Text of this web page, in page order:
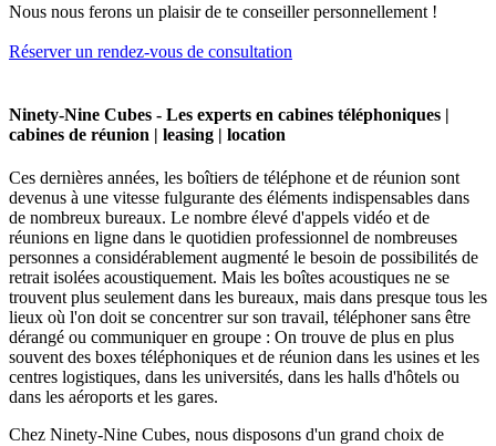
Nous nous ferons un plaisir de te conseiller personnellement !
Réserver un rendez-vous de consultation
Ninety-Nine Cubes - Les experts en cabines téléphoniques |
cabines de réunion | leasing | location
Ces dernières années, les boîtiers de téléphone et de réunion sont
devenus à une vitesse fulgurante des éléments indispensables dans
de nombreux bureaux. Le nombre élevé d'appels vidéo et de
réunions en ligne dans le quotidien professionnel de nombreuses
personnes a considérablement augmenté le besoin de possibilités de
retrait isolées acoustiquement. Mais les boîtes acoustiques ne se
trouvent plus seulement dans les bureaux, mais dans presque tous les
lieux où l'on doit se concentrer sur son travail, téléphoner sans être
dérangé ou communiquer en groupe : On trouve de plus en plus
souvent des boxes téléphoniques et de réunion dans les usines et les
centres logistiques, dans les universités, dans les halls d'hôtels ou
dans les aéroports et les gares.
Chez Ninety-Nine Cubes, nous disposons d'un grand choix de